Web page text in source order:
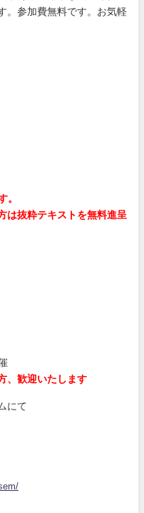
。参加費無料です。お気軽
。
は抜粋テキストを無料進呈
、歓迎いたします
にて